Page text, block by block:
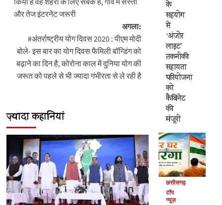
और तेज इंटरनेट जरूरी
अगला:
#अंतर्राष्ट्रीय योग दिवस 2020 : पीएम मोदी
बोले- इस बार का योग दिवस फैमिली बॉन्डिंग को
बढ़ाने का दिन है, कोरोना काल में दुनिया योग की
जरूत को पहले से भी ज्यादा गंभीरता से ले रही है
ज़्यादा कहानियां
के
सहयोग
से
‘अंजोर
लाइट’
तकनीकी
सहायता
परियोजना
को
कैबिनेट
की
मंजूरी
छत्तीसगढ़
टॉप
न्यूज़